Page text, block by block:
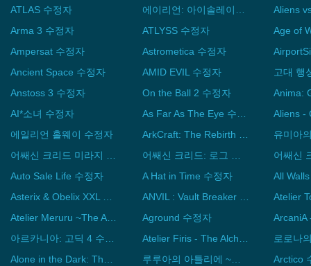
ATLAS 수정자
에이리언: 아이솔레이션 수정자
Arma 3 수정자
ATLYSS 수정자
Ampersat 수정자
Astrometica 수정자
Ancient Space 수정자
AMID EVIL 수정자
Anstoss 3 수정자
On the Ball 2 수정자
AI*소녀 수정자
As Far As The Eye 수정자
에일리언 홀웨이 수정자
ArkCraft: The Rebirth of the World 수정자
어쌔신 크리드 미라지 수정자
어쌔신 크리드: 로그 수정자
Auto Sale Life 수정자
A Hat in Time 수정자
Asterix & Obelix XXL 3 - The Crystal Menhir 수정자
ANVIL : Vault Breaker 수정자
Atelier Meruru ~The Apprentice of Arland~ DX 수정자
Aground 수정자
아르카니아: 고딕 4 수정자
Atelier Firis - The Alchemist and the Mysterious Journey DX 수정자
Alone in the Dark: The New Nightmare 수정자
루루아의 아틀리에 ~알란드의 연금술사 4~ 수정자
Arctico